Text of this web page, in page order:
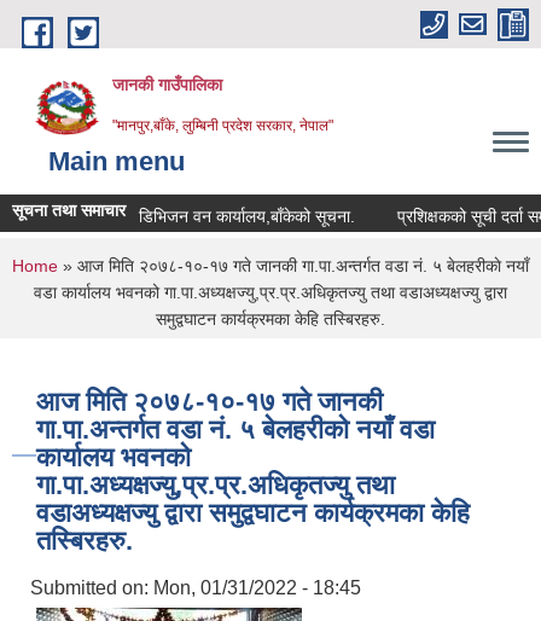
Skip to main content
जानकी गाउँपालिका
"मानपुर,बाँके, लुम्बिनी प्रदेश सरकार, नेपाल"
Main menu
सूचना तथा समाचारडिभिजन वन कार्यालय,बाँकेको सूचना. प्रशिक्षकको सूची दर्ता सम्बन्धी
You are here
Home » आज मिति २०७८-१०-१७ गते जानकी गा.पा.अन्तर्गत वडा नं. ५ बेलहरीकाे नयाँ
वडा कार्यालय भवनको गा.पा.अध्यक्षज्यु,प्र.प्र.अधिकृतज्यु तथा वडाअध्यक्षज्यु द्वारा
समुद्वघाटन कार्यक्रमका केहि तस्बिरहरु.
आज मिति २०७८-१०-१७ गते जानकी
गा.पा.अन्तर्गत वडा नं. ५ बेलहरीकाे नयाँ वडा
कार्यालय भवनको
गा.पा.अध्यक्षज्यु,प्र.प्र.अधिकृतज्यु तथा
वडाअध्यक्षज्यु द्वारा समुद्वघाटन कार्यक्रमका केहि
तस्बिरहरु.
Submitted on: Mon, 01/31/2022 - 18:45